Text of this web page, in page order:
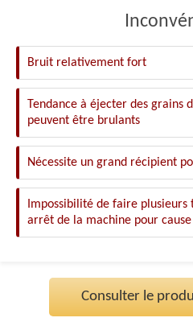
Bruit relativement fort
Tendance à éjecter des grains
peuvent être brulants
Nécessite un grand récipient
Impossibilité de faire plusieurs
arrêt de la machine pour
Consulter le